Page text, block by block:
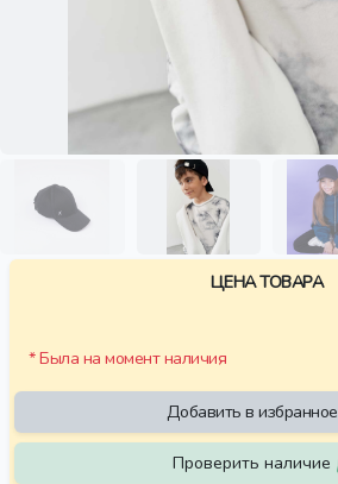
ЦЕНА ТОВАРА
* Была на момент наличия
Добавить в избранное
Проверить наличие